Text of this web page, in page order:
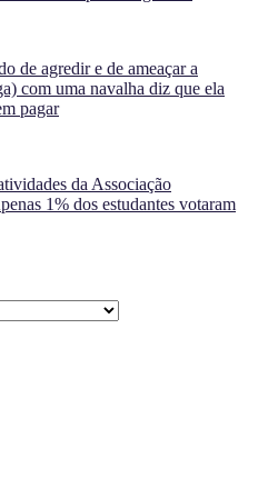
de agredir e de ameaçar a
com uma navalha diz que ela
pagar
da Associação
1% dos estudantes votaram